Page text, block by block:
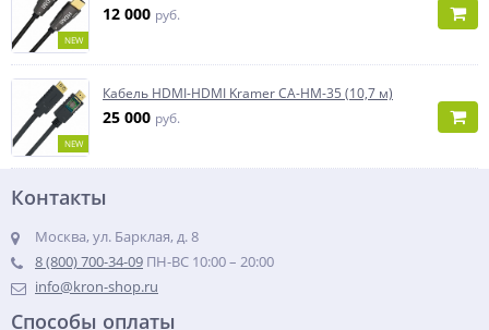
NEW
12 000 руб.
NEW
Кабель HDMI-HDMI Kramer CA-HM-35 (10,7 м)
25 000 руб.
Контакты
Москва, ул. Барклая, д. 8
8 (800) 700-34-09 ПН-ВС 10:00 – 20:00
info@kron-shop.ru
Способы оплаты